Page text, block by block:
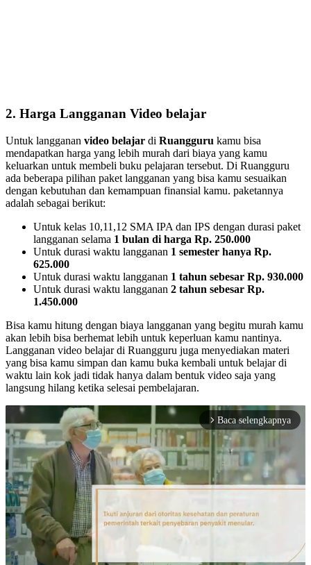
2. Harga Langganan Video belajar
Untuk langganan video belajar di Ruangguru kamu bisa
mendapatkan harga yang lebih murah dari biaya yang kamu
keluarkan untuk membeli buku pelajaran tersebut. Di Ruangguru
ada beberapa pilihan paket langganan yang bisa kamu sesuaikan
dengan kebutuhan dan kemampuan finansial kamu. paketannya
adalah sebagai berikut:
Untuk kelas 10,11,12 SMA IPA dan IPS dengan durasi paket
langganan selama 1 bulan di harga Rp. 250.000
Untuk durasi waktu langganan 1 semester hanya Rp.
625.000
Untuk durasi waktu langganan 1 tahun sebesar Rp. 930.000
Untuk durasi waktu langganan 2 tahun sebesar Rp.
1.450.000
Bisa kamu hitung dengan biaya langganan yang begitu murah kamu
akan lebih bisa berhemat lebih untuk keperluan kamu nantinya.
Langganan video belajar di Ruangguru juga menyediakan materi
yang bisa kamu simpan dan kamu buka kembali untuk belajar di
waktu lain kok jadi tidak hanya dalam bentuk video saja yang
langsung hilang ketika selesai pembelajaran.
arrow_forward_ios Baca selengkapnya